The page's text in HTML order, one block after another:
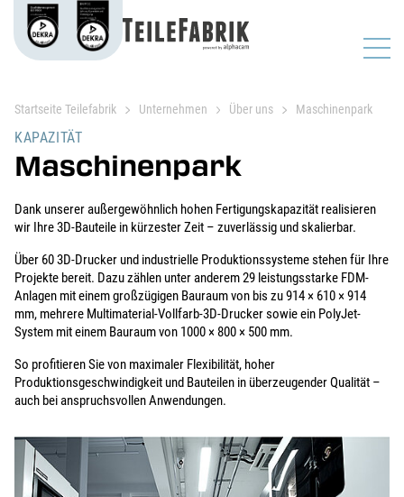
Startseite Teilefabrik Unternehmen Über uns Maschinenpark
KAPAZITÄT
Maschinenpark
Dank unserer außergewöhnlich hohen Fertigungskapazität realisieren
wir Ihre 3D-Bauteile in kürzester Zeit – zuverlässig und skalierbar.
Über 60 3D-Drucker und industrielle Produktionssysteme stehen für Ihre
Projekte bereit. Dazu zählen unter anderem 29 leistungsstarke FDM-
Anlagen mit einem großzügigen Bauraum von bis zu 914 × 610 × 914
mm, mehrere Multimaterial-Vollfarb-3D-Drucker sowie ein PolyJet-
System mit einem Bauraum von 1000 × 800 × 500 mm.
So profitieren Sie von maximaler Flexibilität, hoher
Produktionsgeschwindigkeit und Bauteilen in überzeugender Qualität –
auch bei anspruchsvollen Anwendungen.